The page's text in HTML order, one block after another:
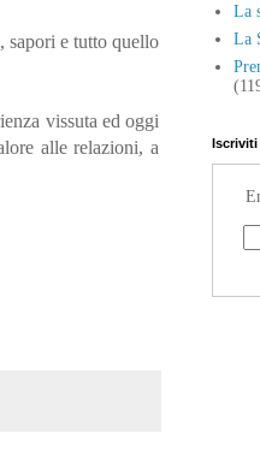
sapori e tutto quello
vissuta ed oggi
alle relazioni, a
La
La